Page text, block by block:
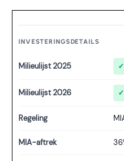
INVESTERINGSDETAILS
Milieulijst 2025
Milieulijst 2026
Regeling
MIA-aftrek